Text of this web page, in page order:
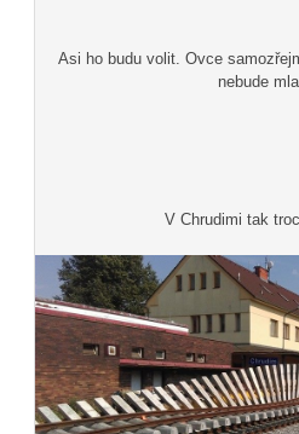
Asi ho budu volit. Ovce
nebude
V Chrudimi tak